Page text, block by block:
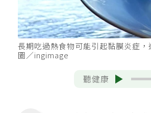
長期吃過熱食物可能引起黏膜炎症，
圖／ingimage
聽健康